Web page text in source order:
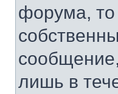
форума, то
лишь в